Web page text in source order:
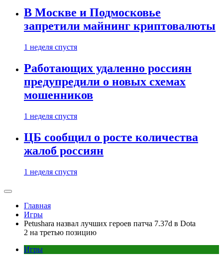
В Москве и Подмосковье
запретили майнинг криптовалюты
1 неделя спустя
Работающих удаленно россиян
предупредили о новых схемах
мошенников
1 неделя спустя
ЦБ сообщил о росте количества
жалоб россиян
1 неделя спустя
Главная
Игры
Petushara назвал лучших героев патча 7.37d в Dota
2 на третью позицию
Игры